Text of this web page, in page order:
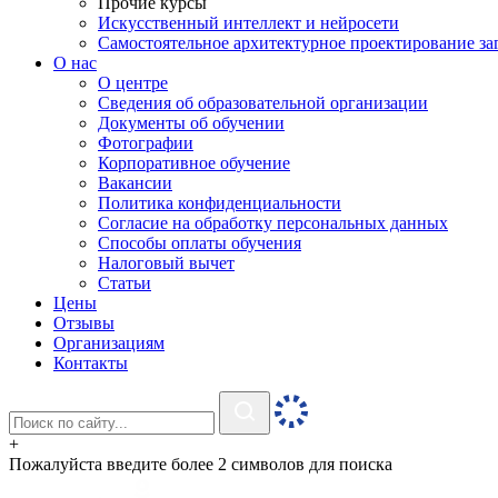
Искусственный интеллект и нейросети
Самостоятельное архитектурное проектирование
О нас
О центре
Сведения об образовательной организации
Документы об обучении
Фотографии
Корпоративное обучение
Вакансии
Политика конфиденциальности
Согласие на обработку персональных данных
Способы оплаты обучения
Налоговый вычет
Статьи
Цены
Отзывы
Организациям
Контакты
+
Пожалуйста введите более 2 символов для поиска